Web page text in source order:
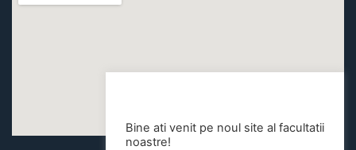
Bine ati venit pe noul site al facultatii
noastre!